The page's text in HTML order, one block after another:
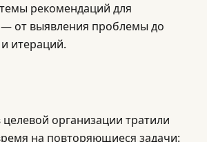
рекомендаций для
от выявления проблемы до
итераций.
организации тратили
на повторяющиеся задачи: